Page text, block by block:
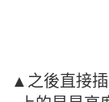
▲之後直接